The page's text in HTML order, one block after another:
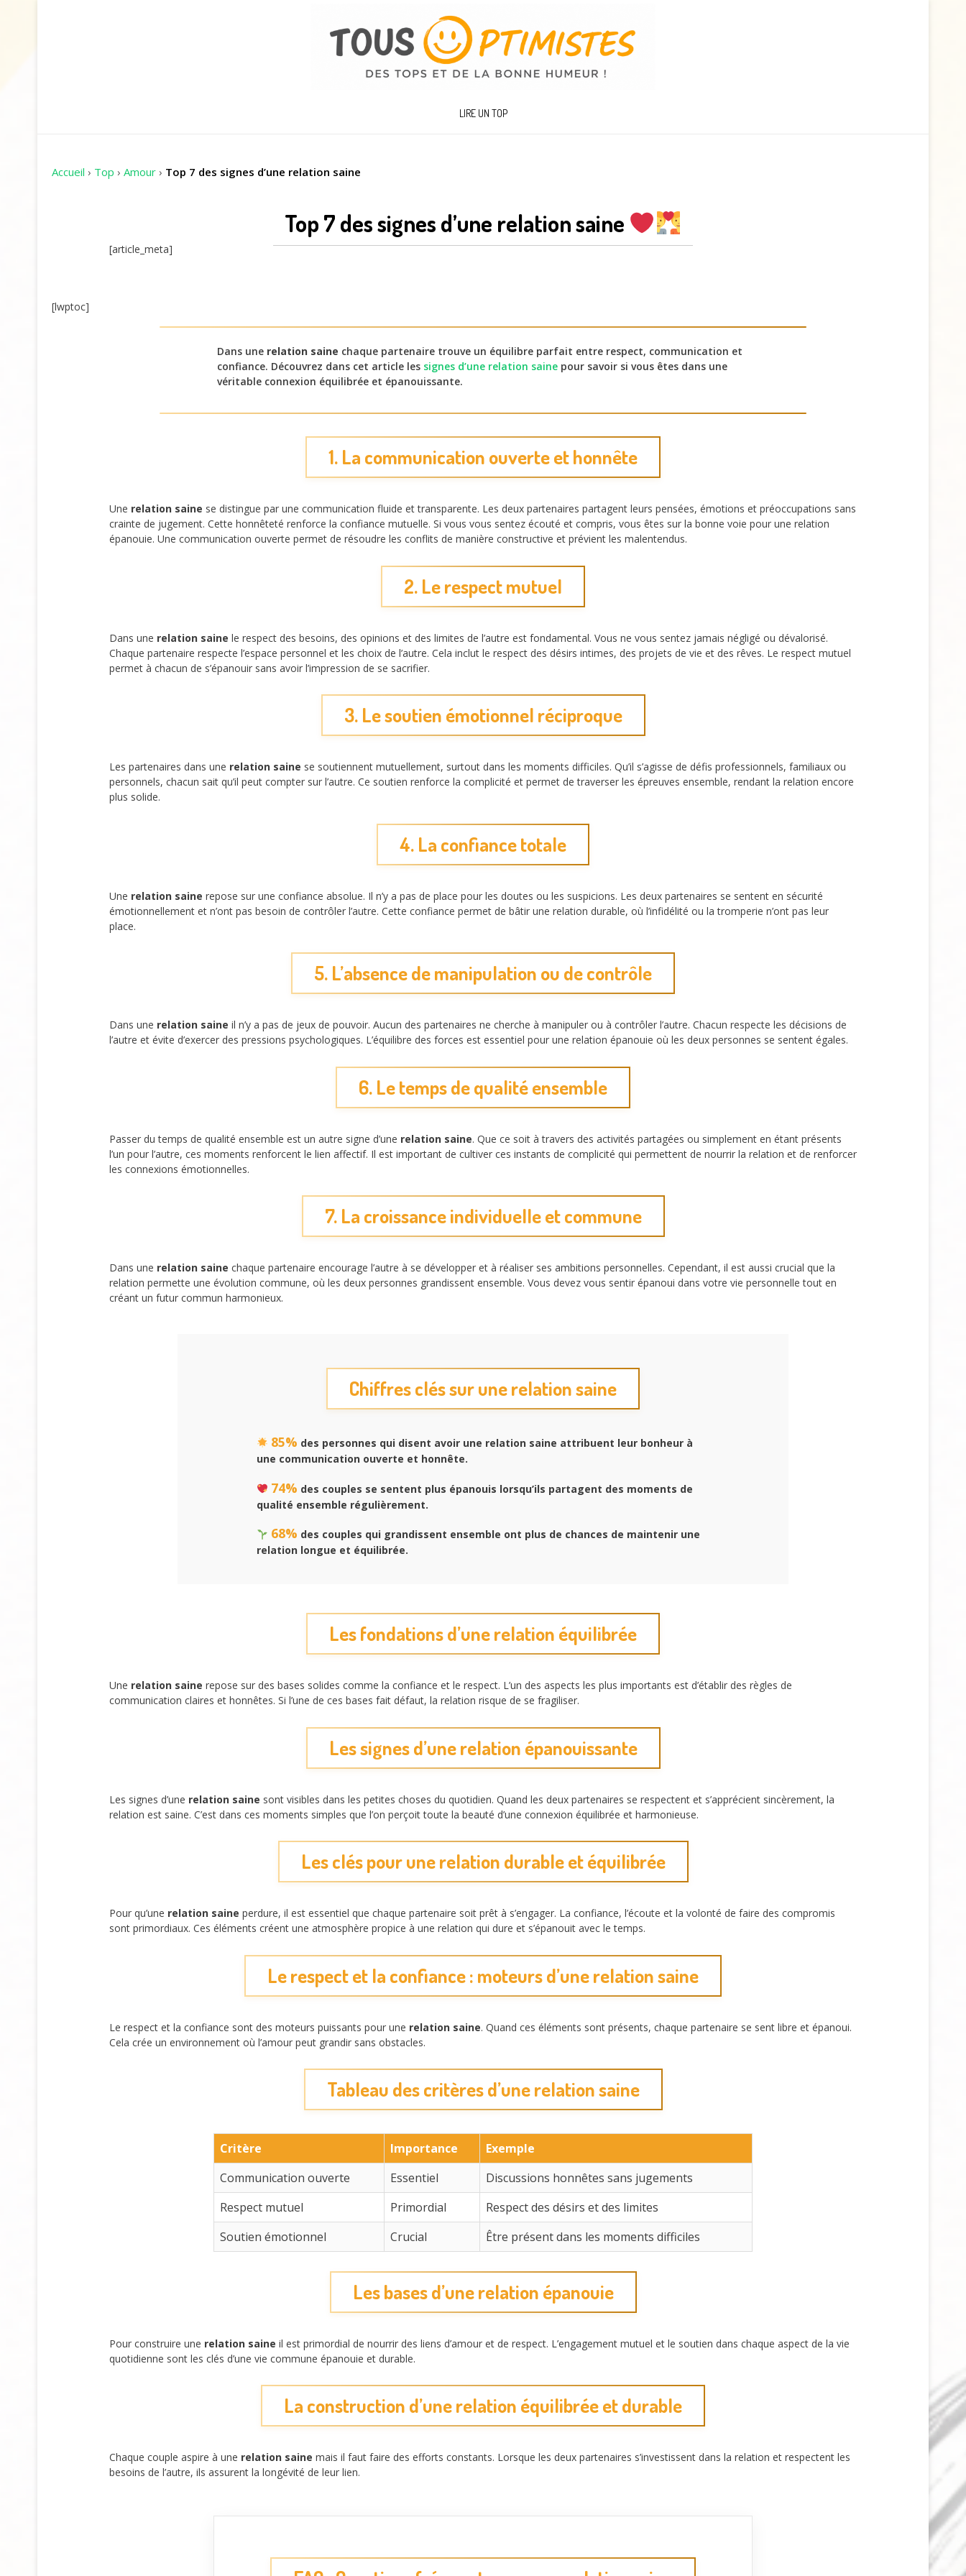
LIRE UN TOP
Accueil › Top › Amour › Top 7 des signes d’une relation saine
Top 7 des signes d’une relation saine
[article_meta]
[lwptoc]
Dans une relation saine chaque partenaire trouve un équilibre parfait entre respect, communication et
confiance. Découvrez dans cet article les signes d’une relation saine pour savoir si vous êtes dans une
véritable connexion équilibrée et épanouissante.
1. La communication ouverte et honnête
Une relation saine se distingue par une communication fluide et transparente. Les deux partenaires partagent leurs pensées, émotions et préoccupations sans
crainte de jugement. Cette honnêteté renforce la confiance mutuelle. Si vous vous sentez écouté et compris, vous êtes sur la bonne voie pour une relation
épanouie. Une communication ouverte permet de résoudre les conflits de manière constructive et prévient les malentendus.
2. Le respect mutuel
Dans une relation saine le respect des besoins, des opinions et des limites de l’autre est fondamental. Vous ne vous sentez jamais négligé ou dévalorisé.
Chaque partenaire respecte l’espace personnel et les choix de l’autre. Cela inclut le respect des désirs intimes, des projets de vie et des rêves. Le respect mutuel
permet à chacun de s’épanouir sans avoir l’impression de se sacrifier.
3. Le soutien émotionnel réciproque
Les partenaires dans une relation saine se soutiennent mutuellement, surtout dans les moments difficiles. Qu’il s’agisse de défis professionnels, familiaux ou
personnels, chacun sait qu’il peut compter sur l’autre. Ce soutien renforce la complicité et permet de traverser les épreuves ensemble, rendant la relation encore
plus solide.
4. La confiance totale
Une relation saine repose sur une confiance absolue. Il n’y a pas de place pour les doutes ou les suspicions. Les deux partenaires se sentent en sécurité
émotionnellement et n’ont pas besoin de contrôler l’autre. Cette confiance permet de bâtir une relation durable, où l’infidélité ou la tromperie n’ont pas leur
place.
5. L’absence de manipulation ou de contrôle
Dans une relation saine il n’y a pas de jeux de pouvoir. Aucun des partenaires ne cherche à manipuler ou à contrôler l’autre. Chacun respecte les décisions de
l’autre et évite d’exercer des pressions psychologiques. L’équilibre des forces est essentiel pour une relation épanouie où les deux personnes se sentent égales.
6. Le temps de qualité ensemble
Passer du temps de qualité ensemble est un autre signe d’une relation saine. Que ce soit à travers des activités partagées ou simplement en étant présents
l’un pour l’autre, ces moments renforcent le lien affectif. Il est important de cultiver ces instants de complicité qui permettent de nourrir la relation et de renforcer
les connexions émotionnelles.
7. La croissance individuelle et commune
Dans une relation saine chaque partenaire encourage l’autre à se développer et à réaliser ses ambitions personnelles. Cependant, il est aussi crucial que la
relation permette une évolution commune, où les deux personnes grandissent ensemble. Vous devez vous sentir épanoui dans votre vie personnelle tout en
créant un futur commun harmonieux.
Chiffres clés sur une relation saine
85% des personnes qui disent avoir une relation saine attribuent leur bonheur à
une communication ouverte et honnête.
74% des couples se sentent plus épanouis lorsqu’ils partagent des moments de
qualité ensemble régulièrement.
68% des couples qui grandissent ensemble ont plus de chances de maintenir une
relation longue et équilibrée.
Les fondations d’une relation équilibrée
Une relation saine repose sur des bases solides comme la confiance et le respect. L’un des aspects les plus importants est d’établir des règles de
communication claires et honnêtes. Si l’une de ces bases fait défaut, la relation risque de se fragiliser.
Les signes d’une relation épanouissante
Les signes d’une relation saine sont visibles dans les petites choses du quotidien. Quand les deux partenaires se respectent et s’apprécient sincèrement, la
relation est saine. C’est dans ces moments simples que l’on perçoit toute la beauté d’une connexion équilibrée et harmonieuse.
Les clés pour une relation durable et équilibrée
Pour qu’une relation saine perdure, il est essentiel que chaque partenaire soit prêt à s’engager. La confiance, l’écoute et la volonté de faire des compromis
sont primordiaux. Ces éléments créent une atmosphère propice à une relation qui dure et s’épanouit avec le temps.
Le respect et la confiance : moteurs d’une relation saine
Le respect et la confiance sont des moteurs puissants pour une relation saine. Quand ces éléments sont présents, chaque partenaire se sent libre et épanoui.
Cela crée un environnement où l’amour peut grandir sans obstacles.
Tableau des critères d’une relation saine
Critère Importance
Exemple
Communication ouverte
Essentiel
Discussions honnêtes sans jugements
Respect mutuel
Primordial
Respect des désirs et des limites
Soutien émotionnel
Crucial Être présent dans les moments difficiles
Les bases d’une relation épanouie
Pour construire une relation saine il est primordial de nourrir des liens d’amour et de respect. L’engagement mutuel et le soutien dans chaque aspect de la vie
quotidienne sont les clés d’une vie commune épanouie et durable.
La construction d’une relation équilibrée et durable
Chaque couple aspire à une relation saine mais il faut faire des efforts constants. Lorsque les deux partenaires s’investissent dans la relation et respectent les
besoins de l’autre, ils assurent la longévité de leur lien.